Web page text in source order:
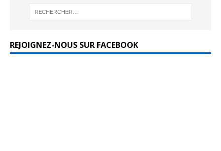
REJOIGNEZ-NOUS SUR FACEBOOK